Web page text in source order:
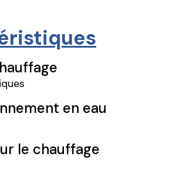
en eau
le chauffage